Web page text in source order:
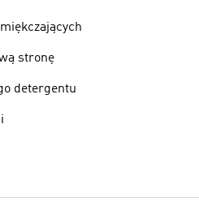
stronę
detergentu